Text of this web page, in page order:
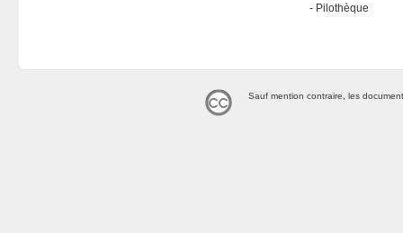
Pilothèque
Sauf mention contraire, les